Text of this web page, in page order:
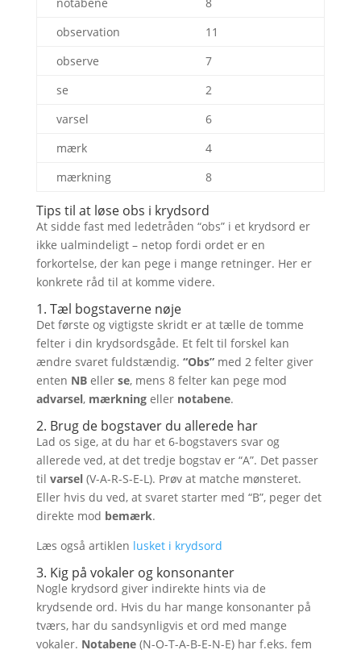
observation
11
observe
7
se
2
varsel
6
mærk
4
mærkning
8
Tips til at løse obs i krydsord
At sidde fast med ledetråden “obs” i et krydsord er
ikke ualmindeligt – netop fordi ordet er en
forkortelse, der kan pege i mange retninger. Her er
konkrete råd til at komme videre.
1. Tæl bogstaverne nøje
Det første og vigtigste skridt er at tælle de tomme
felter i din krydsordsgåde. Et felt til forskel kan
ændre svaret fuldstændig. “Obs”med 2 felter giver
enten NBeller se, mens 8 felter kan pege mod
advarsel, mærkningeller notabene.
2. Brug de bogstaver du allerede har
Lad os sige, at du har et 6-bogstavers svar og
allerede ved, at det tredje bogstav er “A”. Det passer
til varsel(V-A-R-S-E-L). Prøv at matche mønsteret.
Eller hvis du ved, at svaret starter med “B”, peger det
direkte mod bemærk.
Læs også artiklen lusket i krydsord
3. Kig på vokaler og konsonanter
Nogle krydsord giver indirekte hints via de
krydsende ord. Hvis du har mange konsonanter på
tværs, har du sandsynligvis et ord med mange
vokaler. Notabene(N-O-T-A-B-E-N-E) har f.eks. fem